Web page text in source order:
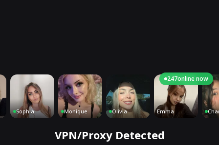
Sophia Monique Olivia Emma
247online now
VPN/Proxy Detected